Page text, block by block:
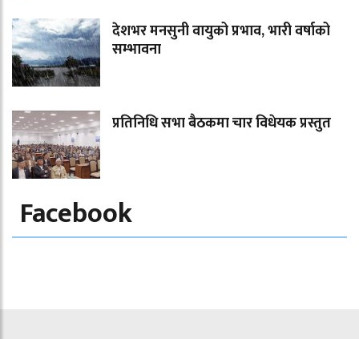
देशभर मनसुनी वायुको प्रभाव, भारी वर्षाको
सम्भावना
प्रतिनिधि सभा बैठकमा चार विधेयक प्रस्तुत
Facebook